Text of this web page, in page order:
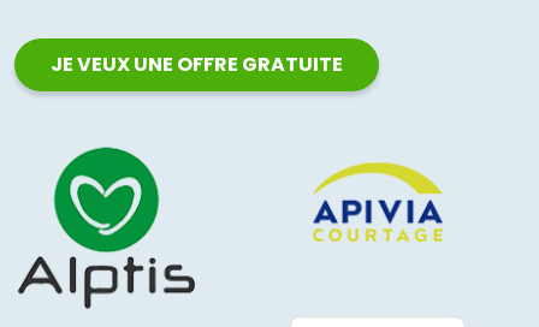
JE VEUX UNE OFFRE GRATUITE